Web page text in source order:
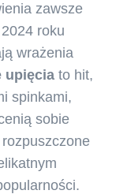
zawsze
roku
wrażenia
upięcia to hit,
spinkami,
sobie